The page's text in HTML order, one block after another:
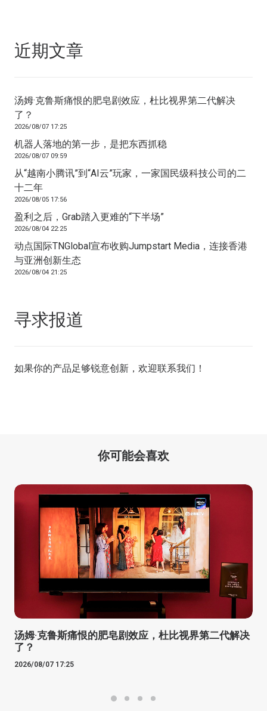
近期文章
汤姆·克鲁斯痛恨的肥皂剧效应，杜比视界第二代解决
了？
2026/08/07 17:25
机器人落地的第一步，是把东西抓稳
2026/08/07 09:59
从“越南小腾讯”到“AI云”玩家，一家国民级科技公司的二
十二年
2026/08/05 17:56
盈利之后，Grab踏入更难的“下半场”
2026/08/04 22:25
动点国际TNGlobal宣布收购Jumpstart Media，连接香港
与亚洲创新生态
2026/08/04 21:25
寻求报道
如果你的产品足够锐意创新，欢迎联系我们 ！
你可能会喜欢
汤姆·克鲁斯痛恨的肥皂剧效应，杜比视界第二代解决
了？
2026/08/07 17:25